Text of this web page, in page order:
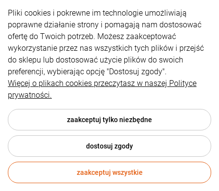
Płatności i dostawa
Informacje
O nas
Styl graficzny ShopGadget.pl
Sklep internetowy Shoper.pl
Pliki cookies i pokrewne im technologie umożliwiają
poprawne działanie strony i pomagają nam dostosować
ofertę do Twoich potrzeb. Możesz zaakceptować
wykorzystanie przez nas wszystkich tych plików i przejść
do sklepu lub dostosować użycie plików do swoich
preferencji, wybierając opcję "Dostosuj zgody".
Więcej o plikach cookies przeczytasz w naszej Polityce
prywatności.
zaakceptuj tylko niezbędne
dostosuj zgody
zaakceptuj wszystkie